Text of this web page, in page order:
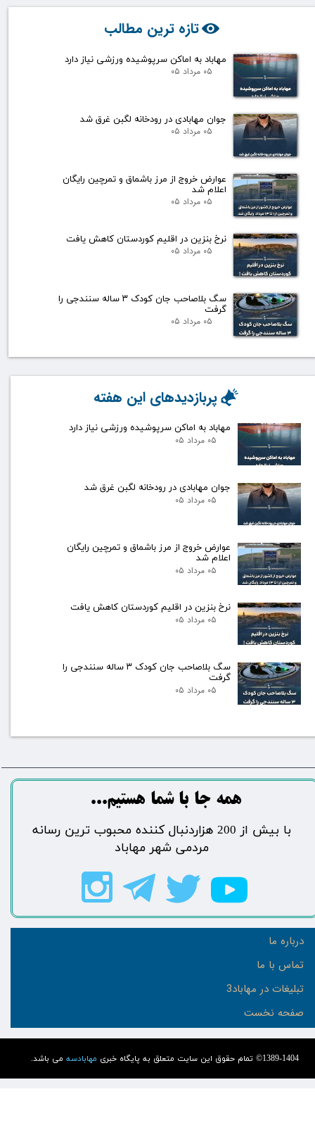
تازه ترین مطالب
مهاباد به اماکن سرپوشیده ورزشی نیاز دارد
۰۵ مرداد ۰۵
جوان مهابادی در رودخانه لگبن غرق شد
۰۵ مرداد ۰۵
عوارض خروج از مرز باشماق و تمرچین رایگان
اعلام شد
۰۵ مرداد ۰۵
نرخ بنزین در اقلیم کوردستان کاهش یافت
۰۵ مرداد ۰۵
سگ بلاصاحب جان کودک ۳ ساله سنندجی را
گرفت
۰۵ مرداد ۰۵
مهاباد به اماکن سرپوشیده ورزشی نیاز دارد
۰۵ مرداد ۰۵
جوان مهابادی در رودخانه لگبن غرق شد
۰۵ مرداد ۰۵
عوارض خروج از مرز باشماق و تمرچین رایگان
اعلام شد
۰۵ مرداد ۰۵
نرخ بنزین در اقلیم کوردستان کاهش یافت
۰۵ مرداد ۰۵
سگ بلاصاحب جان کودک ۳ ساله سنندجی را
گرفت
۰۵ مرداد ۰۵
پربازدیدهای این هفته
1389-1404© تمام حقوق این سایت متعلق به پایگاه خبری مهابادسه می باشد.
درباره ما
تماس با ما
تبلیغات در مهاباد3
صفحه نخست
​​​همه جا با شما هستیم...​​​​​​​​​​​​​​
​با بیش از 200 هزاردنبال کننده محبوب ترین رسانه
مردمی شهر مهاباد​​​​​​​​​​​​​​